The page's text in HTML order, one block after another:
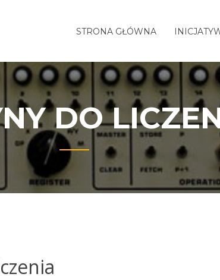
STRONA GŁÓWNA
DO